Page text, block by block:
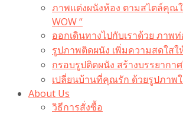
ภาพแต่งผนังห้อง ตามสไตล์คุณใ
WOW “
ออกเดินทางไปกับเราด้วย ภาพท่
รูปภาพติดผนัง เพิ่มความสดใส
กรอบรูปติดผนัง สร้างบรรยาก
เปลี่ยนบ้านที่คุณรัก ด้วยรูปภาพ
About Us
วิธีการสั่งซื้อ